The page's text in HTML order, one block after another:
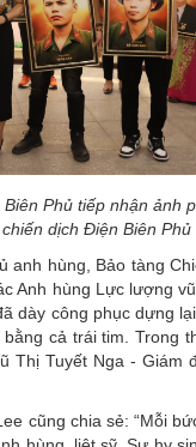
Phủ tiếp nhận ảnh
dịch Điện Biên Phủ
hùng, Bảo tàng
Anh hùng Lực lượng
dày công phục dựng
cả trái tim. Trong
Tuyết Nga - Giám
cũng chia sẻ: “Mỗi